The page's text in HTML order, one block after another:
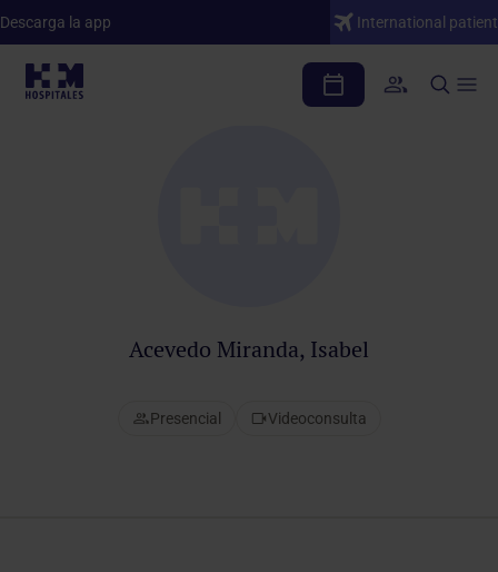
Descarga la app International patient
Cuadro médico
Acevedo Miranda, Isabel
Presencial Videoconsulta